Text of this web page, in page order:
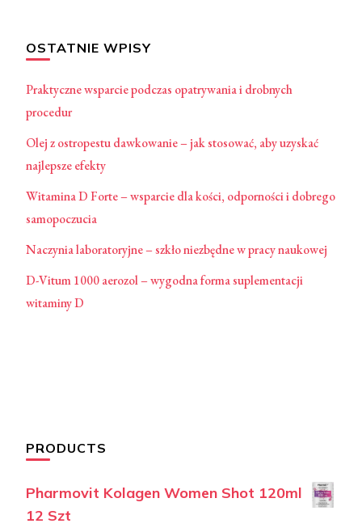
OSTATNIE WPISY
Praktyczne wsparcie podczas opatrywania i drobnych
procedur
Olej z ostropestu dawkowanie – jak stosować, aby uzyskać
najlepsze efekty
Witamina D Forte – wsparcie dla kości, odporności i dobrego
samopoczucia
Naczynia laboratoryjne – szkło niezbędne w pracy naukowej
D-Vitum 1000 aerozol – wygodna forma suplementacji
witaminy D
PRODUCTS
Pharmovit Kolagen Women Shot 120ml
12 Szt